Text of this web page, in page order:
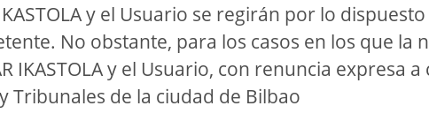
y el Usuario se regirán por lo
No obstante, para los casos en los que la
IKASTOLA y el Usuario, con renuncia expresa
Tribunales de la ciudad de Bilbao